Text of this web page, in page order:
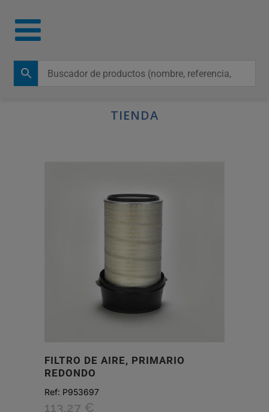
TIENDA
FILTRO DE AIRE, PRIMARIO
REDONDO
Ref: P953697
113,27 €